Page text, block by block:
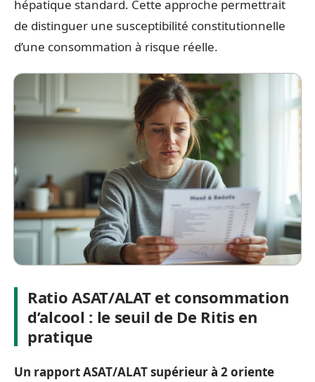
hépatique standard. Cette approche permettrait
de distinguer une susceptibilité constitutionnelle
d’une consommation à risque réelle.
Ratio ASAT/ALAT et consommation
d’alcool : le seuil de De Ritis en
pratique
Un rapport ASAT/ALAT supérieur à 2 oriente